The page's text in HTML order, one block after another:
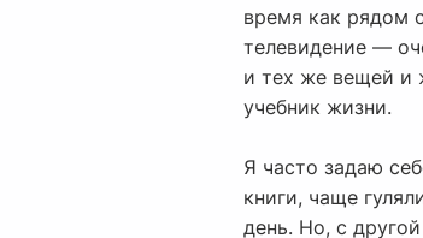
время как рядом
телевидение —
и тех же вещей и
учебник жизни.
Я часто задаю
книги, чаще
день. Но, с